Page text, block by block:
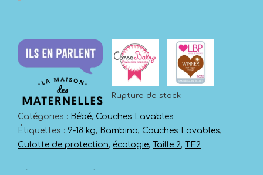
Rupture de stock
Catégories : Bébé, Couches Lavables
Étiquettes : 9-18 kg, Bambino, Couches Lavables,
Culotte de protection, écologie, Taille 2, TE2